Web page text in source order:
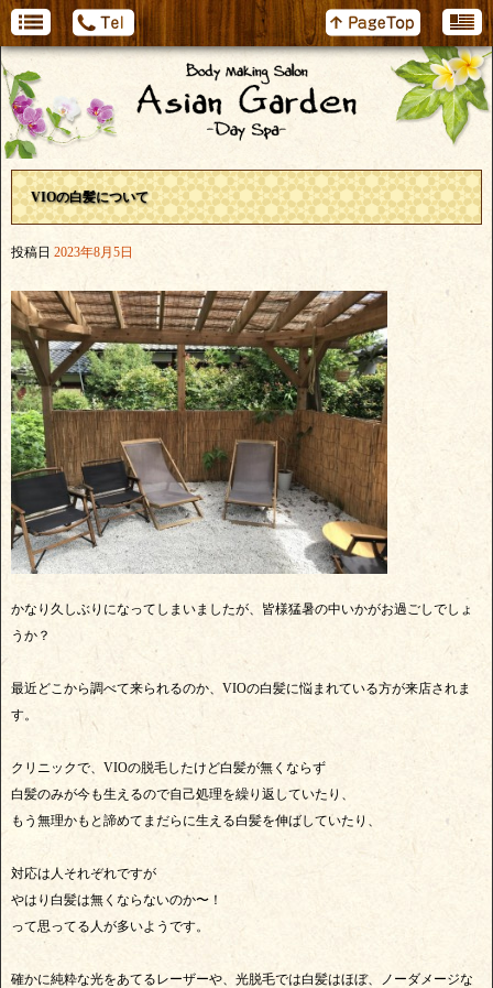
VIOの白髪について
投稿日 2023年8月5日
かなり久しぶりになってしまいましたが、皆様猛暑の中いかがお過ごしでしょ
うか？
最近どこから調べて来られるのか、VIOの白髪に悩まれている方が来店されま
す。
クリニックで、VIOの脱毛したけど白髪が無くならず
白髪のみが今も生えるので自己処理を繰り返していたり、
もう無理かもと諦めてまだらに生える白髪を伸ばしていたり、
対応は人それぞれですが
やはり白髪は無くならないのか〜！
って思ってる人が多いようです。
確かに純粋な光をあてるレーザーや、光脱毛では白髪はほぼ、ノーダメージな